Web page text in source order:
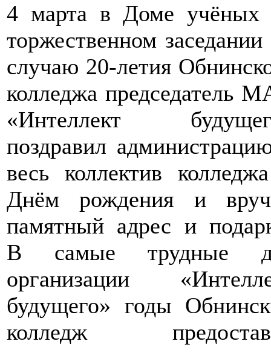
4 марта в Доме учёных
торжественном заседании
случаю 20-летия
колледжа председатель
«Интеллект
поздравил
весь коллектив
Днём рождения и
памятный адрес и
В самые трудные
организации
будущего» годы
колледж